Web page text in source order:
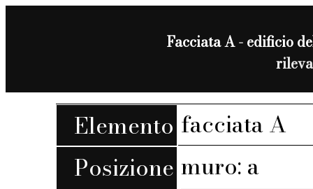
Facciata A - edificio
Elemento facciata A
Posizione muro: a